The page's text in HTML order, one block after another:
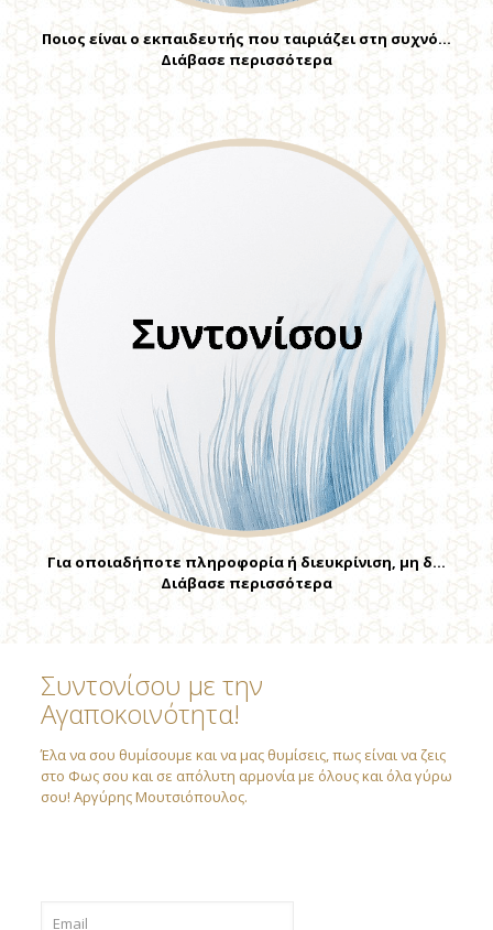
Ποιος είναι ο εκπαιδευτής που ταιριάζει στη συχνό…
Διάβασε περισσότερα
Για οποιαδήποτε πληροφορία ή διευκρίνιση, μη δ…
Διάβασε περισσότερα
Συντονίσου με την
Αγαποκοινότητα!
Έλα να σου θυμίσουμε και να μας θυμίσεις, πως είναι να ζεις
στο Φως σου και σε απόλυτη αρμονία με όλους και όλα γύρω
σου! Αργύρης Μουτσιόπουλος.